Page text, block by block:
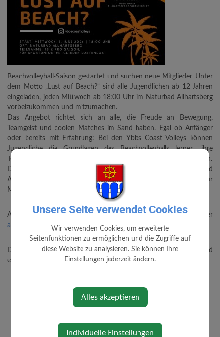
Beachvolleyball-Saison gestartet und suchen neue Mitglieder. Unter
dem Motto „Lust auf Beach?“ sind alle Jugendlichen ab 12 Jahren
eingeladen, jeden Mittwoch ab 18:00 Uhr im Naturbad Allhartsberg
vorbeizukommen und mitzumachen.
Das Angebot richtet sich an alle, die Freude an Bewegung,
Teamgeist und coolen Matches im Sand haben. Egal ob Anfänger
oder bereits mit Erfahrung: Bei den Ybbs Coast Volleys können
Jugendliche die Grundlagen des Beachvolleyballs lernen, ihre
Technik verbessern und gemeinsam mit anderen sportlich aktiv sein.
Das Training findet jeden Mittwoch ab 18:00 Uhr im Naturbad
Allhartsberg statt. Die Teilnahme kostet 15 Euro pro Saison, für
Mitglieder der Sportunion Allhartsberg ist sie kostenlos.
Anmeldungen sind über den QR-Code am Flyer oder online unter
allhartsberg.sportunion.atmöglich.
Die Ybbs Coast Volleys freuen sich auf viele neue Gesichter und
eine sportliche Beachvolleyball-Saison in Kematen / Allhartsberg.
Unsere Seite verwendet Cookies
Wir verwenden Cookies, um erweiterte
Seitenfunktionen zu ermöglichen und die Zugriffe auf
diese Website zu analysieren. Sie können Ihre
Einstellungen jederzeit ändern.
Alles akzeptieren
Individuelle Einstellungen